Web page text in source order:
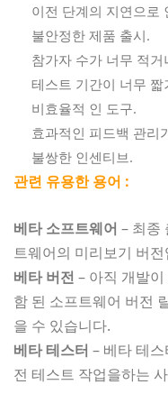
이전 단계의 지연으로
불안정한 제품 출시.
참가자 수가 너무 적
테스트 기간이 너무
비효율적 인 도구.
효과적인 피드백 관리
불쌍한 인센티브.
관련 유용한 용어 :
베타 소프트웨어 – 최종
트웨어의 미리보기 버
베타 버전 – 아직 개발
함 된 소프트웨어 버전
을 수 있습니다.
베타 테스터 – 베타 테
전 테스트 작업을하는